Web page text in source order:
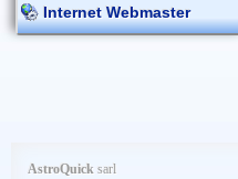
Internet Webmaster
AstroQuick sarl